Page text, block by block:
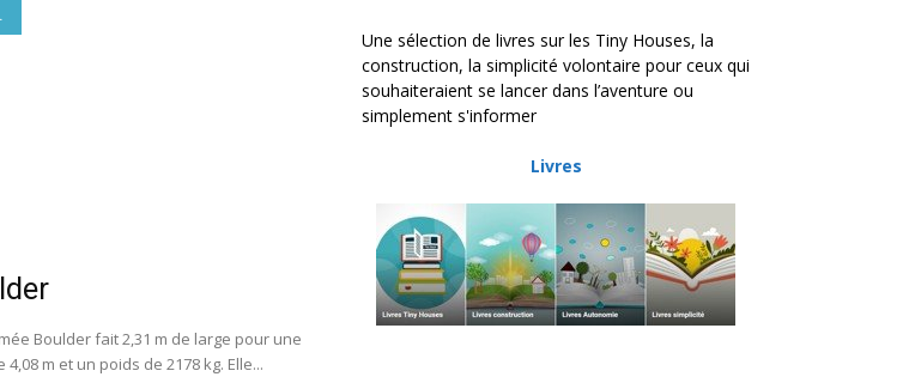
Boulder fait 2,31 m de large pour une
m et un poids de 2178 kg. Elle...
Une sélection de livres sur les Tiny Houses, la
construction, la simplicité volontaire pour ceux qui
souhaiteraient se lancer dans l’aventure ou
simplement s'informer
Livres